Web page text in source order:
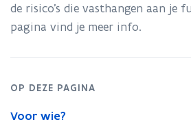
de risico’s die vasthangen aan je
pagina vind je meer info.
OP DEZE PAGINA
Voor wie?